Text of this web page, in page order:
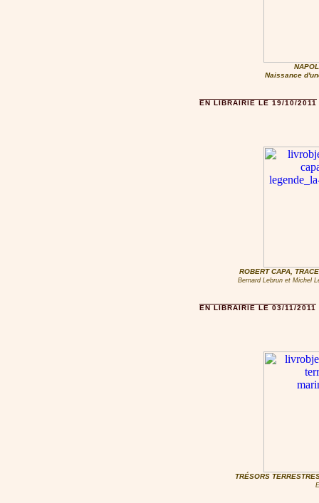
Naissance
EN LIBRAIRIE LE 19/10/2011
ROBERT CAPA,
Bernard Lebrun et Michel
EN LIBRAIRIE LE 03/11/2011
TRÉSORS